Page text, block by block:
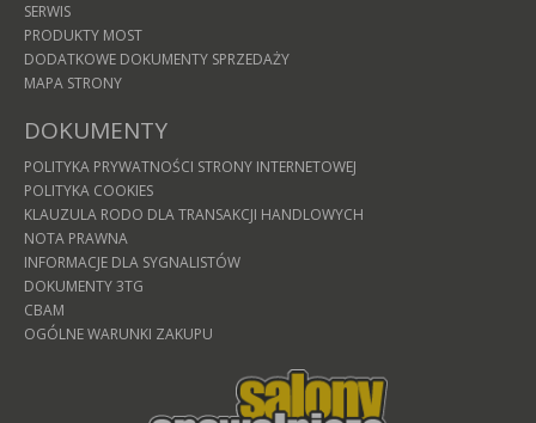
SERWIS
PRODUKTY MOST
DODATKOWE DOKUMENTY SPRZEDAŻY
MAPA STRONY
DOKUMENTY
POLITYKA PRYWATNOŚCI STRONY INTERNETOWEJ
POLITYKA COOKIES
KLAUZULA RODO DLA TRANSAKCJI HANDLOWYCH
NOTA PRAWNA
INFORMACJE DLA SYGNALISTÓW
DOKUMENTY 3TG
CBAM
OGÓLNE WARUNKI ZAKUPU